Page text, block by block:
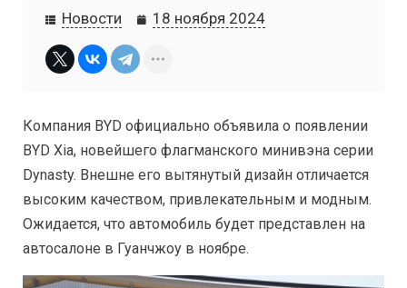
Новости 18 ноября 2024
Компания BYD официально объявила о появлении
BYD Xia, новейшего флагманского минивэна серии
Dynasty. Внешне его вытянутый дизайн отличается
высоким качеством, привлекательным и модным.
Ожидается, что автомобиль будет представлен на
автосалоне в Гуанчжоу в ноябре.